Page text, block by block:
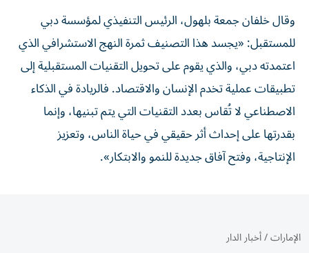
وقال خلفان جمعة بلهول، الرئيس التنفيذي لمؤسسة دبي
للمستقبل: «يجسد هذا التصنيف ثمرة النهج الاستشرافي الذي
اعتمدته دبي، والذي يقوم على تحويل التقنيات المستقبلية إلى
تطبيقات عملية تخدم الإنسان والاقتصاد. فالريادة في الذكاء
الاصطناعي لا تُقاس بعدد التقنيات التي يتم تبنيها، وإنما
بقدرتها على إحداث أثر حقيقي في حياة الناس، وتعزيز
الإنتاجية، وفتح آفاق جديدة للنمو والابتكار».
الإمارات/أخبار الدار